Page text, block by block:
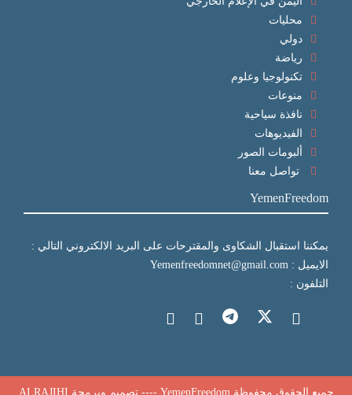
محليات
دولي
رياضة
تكنولوجيا وعلوم
منوعات
نافذة سياحية
الفيديوهات
ألبومات الصور
تواصل معنا
YemenFreedom
يمكننا استقبال الشكاوى والمقترحات على البريد الالكتروني التالي :
الايميل : Yemenfreedomnet@gmail.com
التلفون :
جميع الحقوق محفوظة YemenFreedom ---- تصميم وبرمجة ALRAJIHI